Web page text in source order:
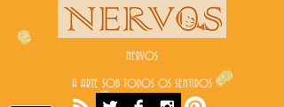
NERVOS
A ARTE SOB TODOS OS SENTIDOS